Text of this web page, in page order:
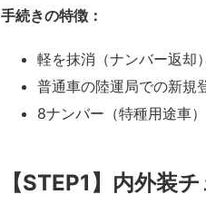
手続きの特徴：
軽を抹消（ナンバー返却）
普通車の陸運局での新規
8ナンバー（特種用途車
【STEP1】内外装